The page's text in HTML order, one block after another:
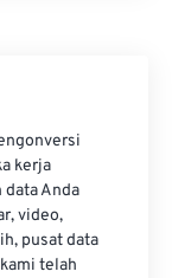
kerja
data Anda
video,
pusat data
telah